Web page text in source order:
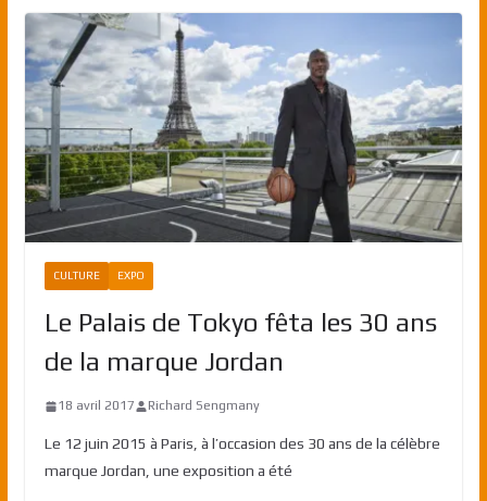
CULTURE EXPO
Le Palais de Tokyo fêta les 30 ans
de la marque Jordan
18 avril 2017 Richard Sengmany
Le 12 juin 2015 à Paris, à l’occasion des 30 ans de la célèbre
marque Jordan, une exposition a été